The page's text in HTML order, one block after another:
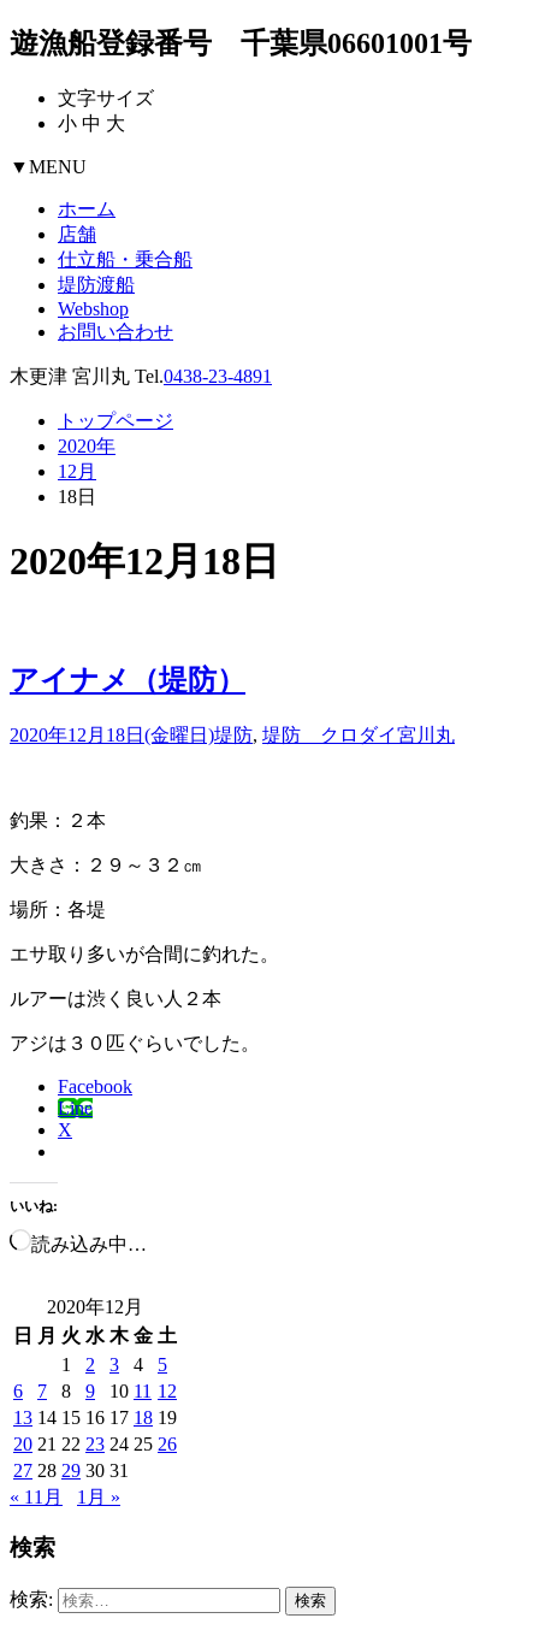
遊漁船登録番号 千葉県06601001号
文字サイズ
小 中 大
▼MENU
ホーム
店舗
仕立船・乗合船
堤防渡船
Webshop
お問い合わせ
木更津 宮川丸 Tel.0438-23-4891
トップページ
2020年
12月
18日
2020年12月18日
アイナメ（堤防）
2020年12月18日(金曜日)堤防, 堤防 クロダイ宮川丸
釣果：２本
大きさ：２９～３２㎝
場所：各堤
エサ取り多いが合間に釣れた。
ルアーは渋く良い人２本
アジは３０匹ぐらいでした。
Facebook
Line
X
いいね:
読み込み中…
2020年12月
日
月 火 水 木 金 土
1
2 3 4
5
6
7 8 9 10 11 12
13 14 15 16 17 18 19
20 21 22 23 24 25 26
27 28 29 30 31
« 11月
1月 »
検索
検索: